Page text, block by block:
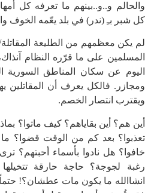
والحالم و..و..بينهم ما تعرفه كل
كل شبر بـِ (ندر) في بلد يعّمه الخوف
لم يكن معظمهم من الطليعة
المسلمين على ما قرّره النظام
اليوم عن سكان المناطق السورية
ومجازر. فالكل يعرف أن المقاتلين
ويقترب انتصار الخصم.
أين هم؟ أين بقاياهم؟ كيف ماتوا؟
تعذبوا؟ بعد كم من الوقت قضوا؟
خافوا؟ هل نادوا بأسماء أحبتهم؟
رغبة لجوجة؟ حاجة حارقة
انشاالله ما يكون مات عطشان؟!